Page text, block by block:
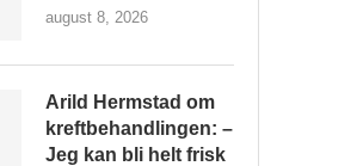
august 8, 2026
Arild Hermstad om
kreftbehandlingen: –
Jeg kan bli helt frisk